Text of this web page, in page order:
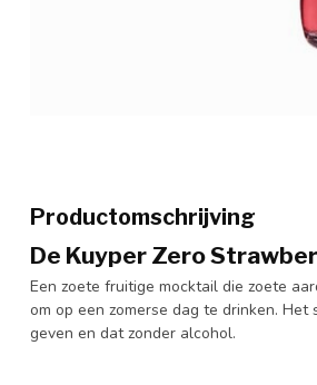
Productomschrijving
De Kuyper Zero
Een zoete fruitige mocktail die zoete
om op een zomerse dag te drinken.
geven en dat zonder alcohol.